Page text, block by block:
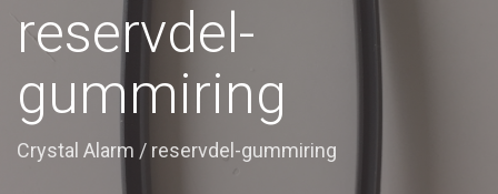
reservdel-
gummiring
Crystal Alarm / reservdel-gummiring